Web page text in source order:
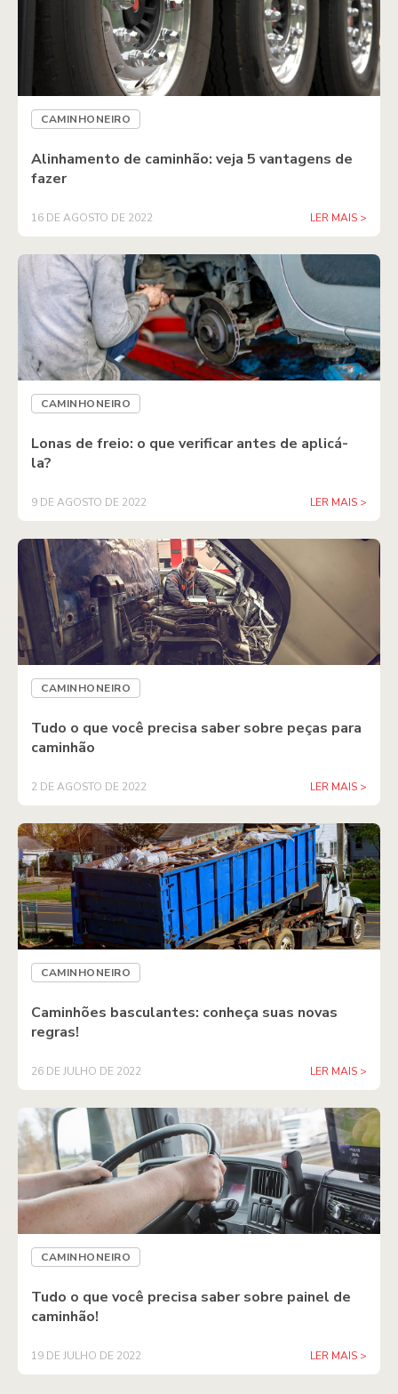
CAMINHONEIRO
Alinhamento de caminhão: veja 5 vantagens de
fazer
16 DE AGOSTO DE 2022 LER MAIS >
CAMINHONEIRO
Lonas de freio: o que verificar antes de aplicá-
la?
9 DE AGOSTO DE 2022 LER MAIS >
CAMINHONEIRO
Tudo o que você precisa saber sobre peças para
caminhão
2 DE AGOSTO DE 2022 LER MAIS >
CAMINHONEIRO
Caminhões basculantes: conheça suas novas
regras!
26 DE JULHO DE 2022 LER MAIS >
CAMINHONEIRO
Tudo o que você precisa saber sobre painel de
caminhão!
19 DE JULHO DE 2022 LER MAIS >